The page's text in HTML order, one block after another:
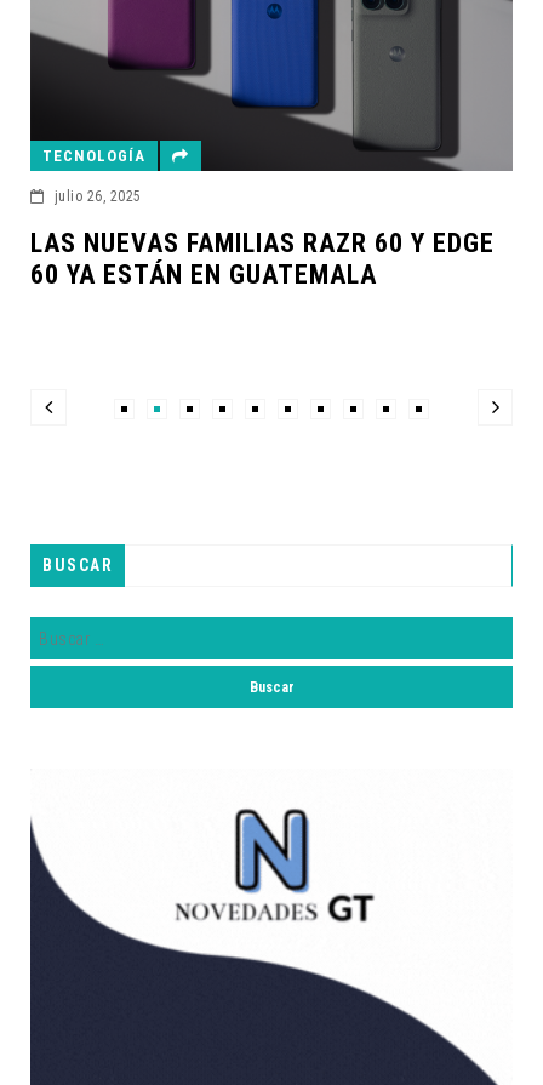
TECNOLOGÍA
julio 26, 2025
NUEVAS FAMILIAS RAZR 60 Y EDGE
YA ESTÁN EN GUATEMALA
BUSCAR